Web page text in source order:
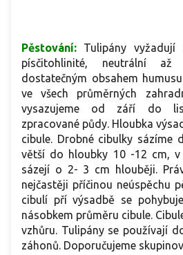
Pěstování: Tulipány vyžadují
písčitohlinité, neutrální
dostatečným obsahem
ve všech průměrných
vysazujeme od září do
zpracované půdy. Hloubka
cibule. Drobné cibulky sázíme
větší do hloubky 10 -12 cm, v
sázejí o 2- 3 cm hlouběji.
nejčastěji příčinou neúspěchu
cibulí pří výsadbě se
násobkem průměru cibule.
vzhůru. Tulipány se používají
záhonů. Doporučujeme